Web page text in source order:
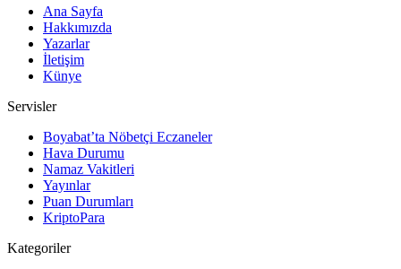
Ana Sayfa
Hakkımızda
Yazarlar
İletişim
Künye
Servisler
Boyabat’ta Nöbetçi Eczaneler
Hava Durumu
Namaz Vakitleri
Yayınlar
Puan Durumları
KriptoPara
Kategoriler